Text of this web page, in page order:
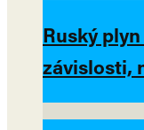
Ruský
závislosti,